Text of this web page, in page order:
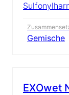
Gemische
EXOwet